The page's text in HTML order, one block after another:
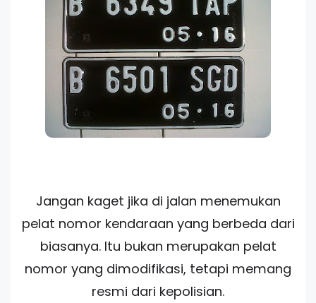
Jangan kaget jika di jalan menemukan
pelat nomor kendaraan yang berbeda dari
biasanya. Itu bukan merupakan pelat
nomor yang dimodifikasi, tetapi memang
resmi dari kepolisian.